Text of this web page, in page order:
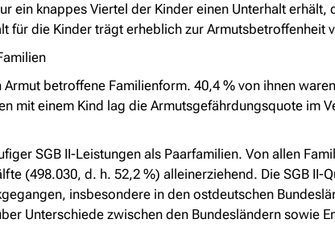
ein knappes Viertel der Kinder einen Unterhalt
für die Kinder trägt erheblich zur Armutsbetroffenheit
betroffene Familienform. 40,4 % von ihnen
mit einem Kind lag die Armutsgefährdungsquote im
SGB II-Leistungen als Paarfamilien. Von allen
(498.030, d. h. 52,2 %) alleinerziehend. Die SGB II-
insbesondere in den ostdeutschen
Unterschiede zwischen den Bundesländern sowie